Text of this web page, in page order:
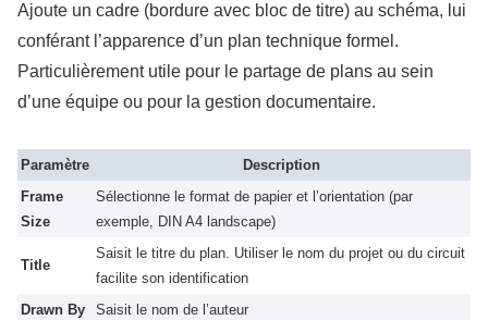
Ajoute un cadre (bordure avec bloc de titre) au schéma, lui
conférant l’apparence d’un plan technique formel.
Particulièrement utile pour le partage de plans au sein
d’une équipe ou pour la gestion documentaire.
Paramètre
Description
Frame
Size
Sélectionne le format de papier et l’orientation (par
exemple, DIN A4 landscape)
Title
Saisit le titre du plan. Utiliser le nom du projet ou du circuit
facilite son identification
Drawn By
Saisit le nom de l’auteur